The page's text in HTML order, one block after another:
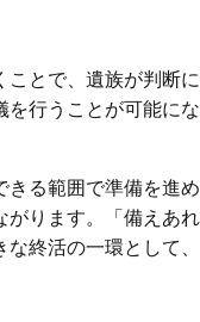
ことで、遺族が判断に
を行うことが可能にな
きる範囲で準備を進め
がります。「備えあれ
終活の一環として、